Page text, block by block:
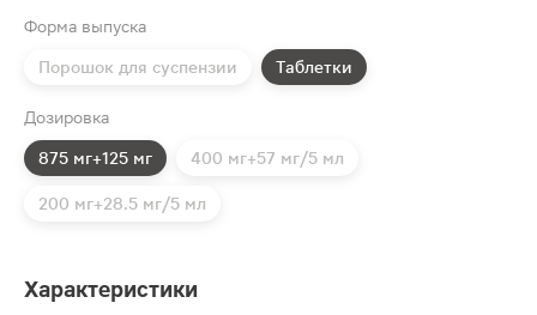
Форма выпуска
Порошок для суспензии Таблетки
Дозировка
875 мг+125 мг 400 мг+57 мг/5 мл
200 мг+28.5 мг/5 мл
Характеристики